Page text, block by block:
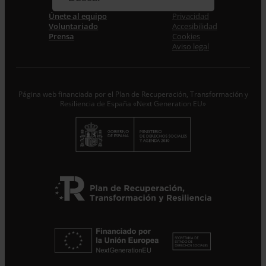
Correo electrónico *
Política de Privacidad*
Únete al equipo
Voluntariado
Prensa
Privacidad
Accesibilidad
Cookies
Aviso legal
Página web financiada por el Plan de Recuperación, Transformación y
Resiliencia de España «Next Generation EU»